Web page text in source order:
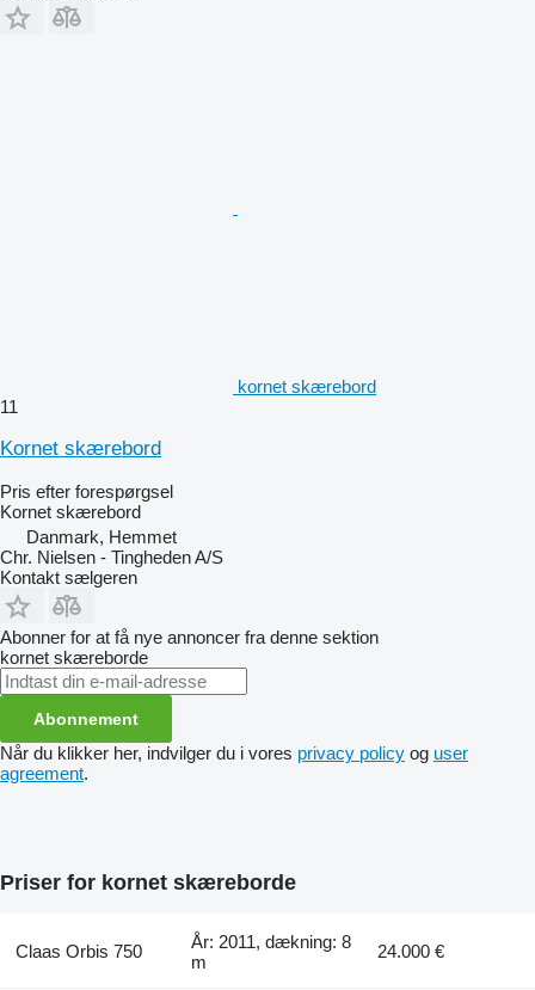
kornet skærebord
11
Kornet skærebord
Pris efter forespørgsel
Kornet skærebord
Danmark, Hemmet
Chr. Nielsen - Tingheden A/S
Kontakt sælgeren
Abonner for at få nye annoncer fra denne sektion
kornet skæreborde
Abonnement
Når du klikker her, indvilger du i vores privacy policy og user
agreement.
Priser for kornet skæreborde
Claas Orbis 750
År: 2011, dækning: 8
m
24.000 €